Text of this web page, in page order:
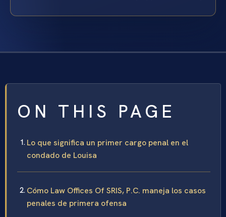
ON THIS PAGE
Lo que significa un primer cargo penal en el
condado de Louisa
Cómo Law Offices Of SRIS, P.C. maneja los casos
penales de primera ofensa